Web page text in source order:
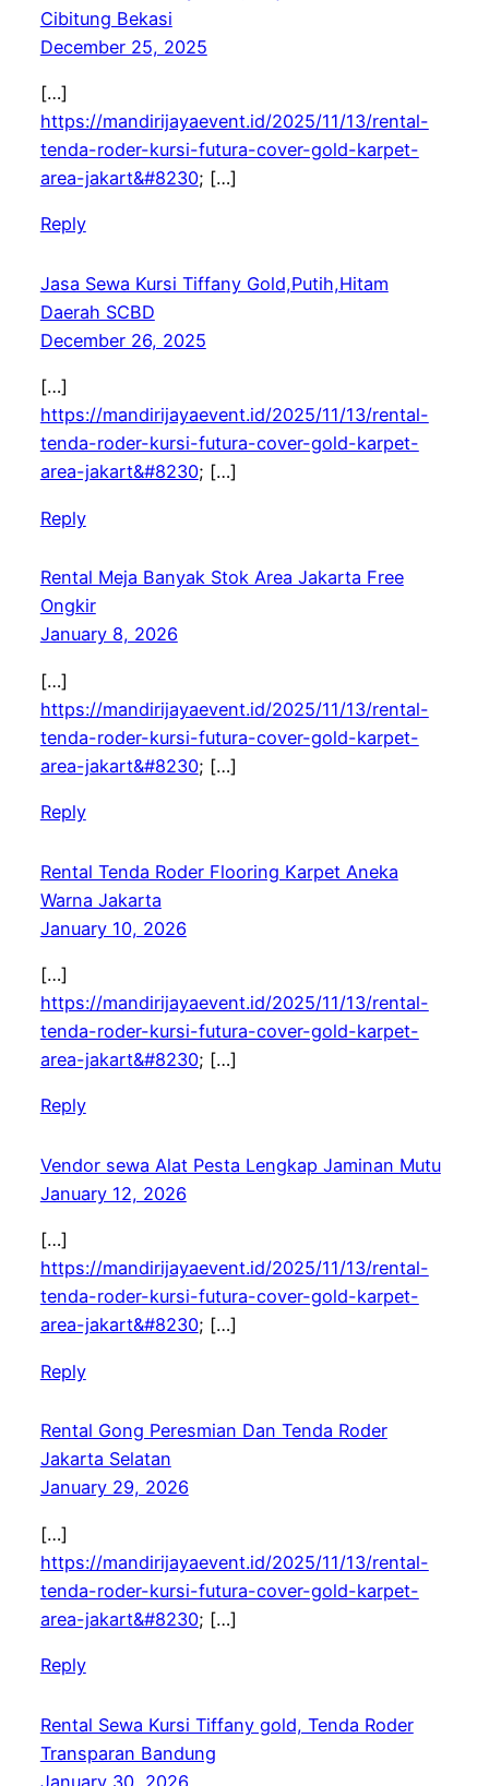
Cibitung Bekasi
December 25, 2025
[…]
https://mandirijayaevent.id/2025/11/13/rental-
tenda-roder-kursi-futura-cover-gold-karpet-
area-jakart&#8230; […]
Reply
Jasa Sewa Kursi Tiffany Gold,Putih,Hitam
Daerah SCBD
December 26, 2025
[…]
https://mandirijayaevent.id/2025/11/13/rental-
tenda-roder-kursi-futura-cover-gold-karpet-
area-jakart&#8230; […]
Reply
Rental Meja Banyak Stok Area Jakarta Free
Ongkir
January 8, 2026
[…]
https://mandirijayaevent.id/2025/11/13/rental-
tenda-roder-kursi-futura-cover-gold-karpet-
area-jakart&#8230; […]
Reply
Rental Tenda Roder Flooring Karpet Aneka
Warna Jakarta
January 10, 2026
[…]
https://mandirijayaevent.id/2025/11/13/rental-
tenda-roder-kursi-futura-cover-gold-karpet-
area-jakart&#8230; […]
Reply
Vendor sewa Alat Pesta Lengkap Jaminan Mutu
January 12, 2026
[…]
https://mandirijayaevent.id/2025/11/13/rental-
tenda-roder-kursi-futura-cover-gold-karpet-
area-jakart&#8230; […]
Reply
Rental Gong Peresmian Dan Tenda Roder
Jakarta Selatan
January 29, 2026
[…]
https://mandirijayaevent.id/2025/11/13/rental-
tenda-roder-kursi-futura-cover-gold-karpet-
area-jakart&#8230; […]
Reply
Rental Sewa Kursi Tiffany gold, Tenda Roder
Transparan Bandung
January 30, 2026